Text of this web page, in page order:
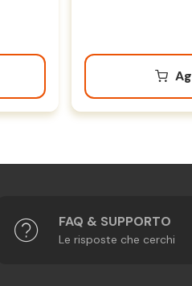
FAQ & SUPPORTO
Le risposte che cerchi